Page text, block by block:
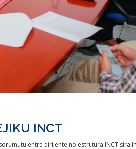
INCT
entre dirijente no estrutura INCT sira